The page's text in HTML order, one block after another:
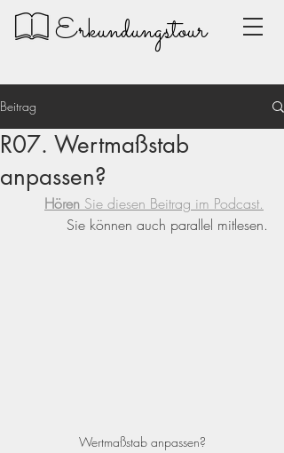
Erkundungstour
Beitrag
R07. Wertmaßstab
anpassen?
Hören Sie diesen Beitrag im Podcast.
Sie können auch parallel mitlesen.
Wertmaßstab anpassen?